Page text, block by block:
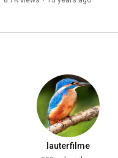
lauterfilme